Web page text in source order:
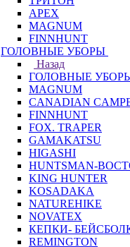
APEX
MAGNUM
FINNHUNT
ГОЛОВНЫЕ УБОРЫ
Назад
ГОЛОВНЫЕ
MAGNUM
CANADIAN
FINNHUNT
FOX. TRAPER
GAMAKATSU
HIGASHI
HUNTSMAN-
KING HUNTER
KOSADAKA
NATUREHIKE
NOVATEX
КЕПКИ-
REMINGTON